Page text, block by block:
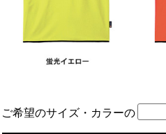
ご希望のサイズ・カラーの